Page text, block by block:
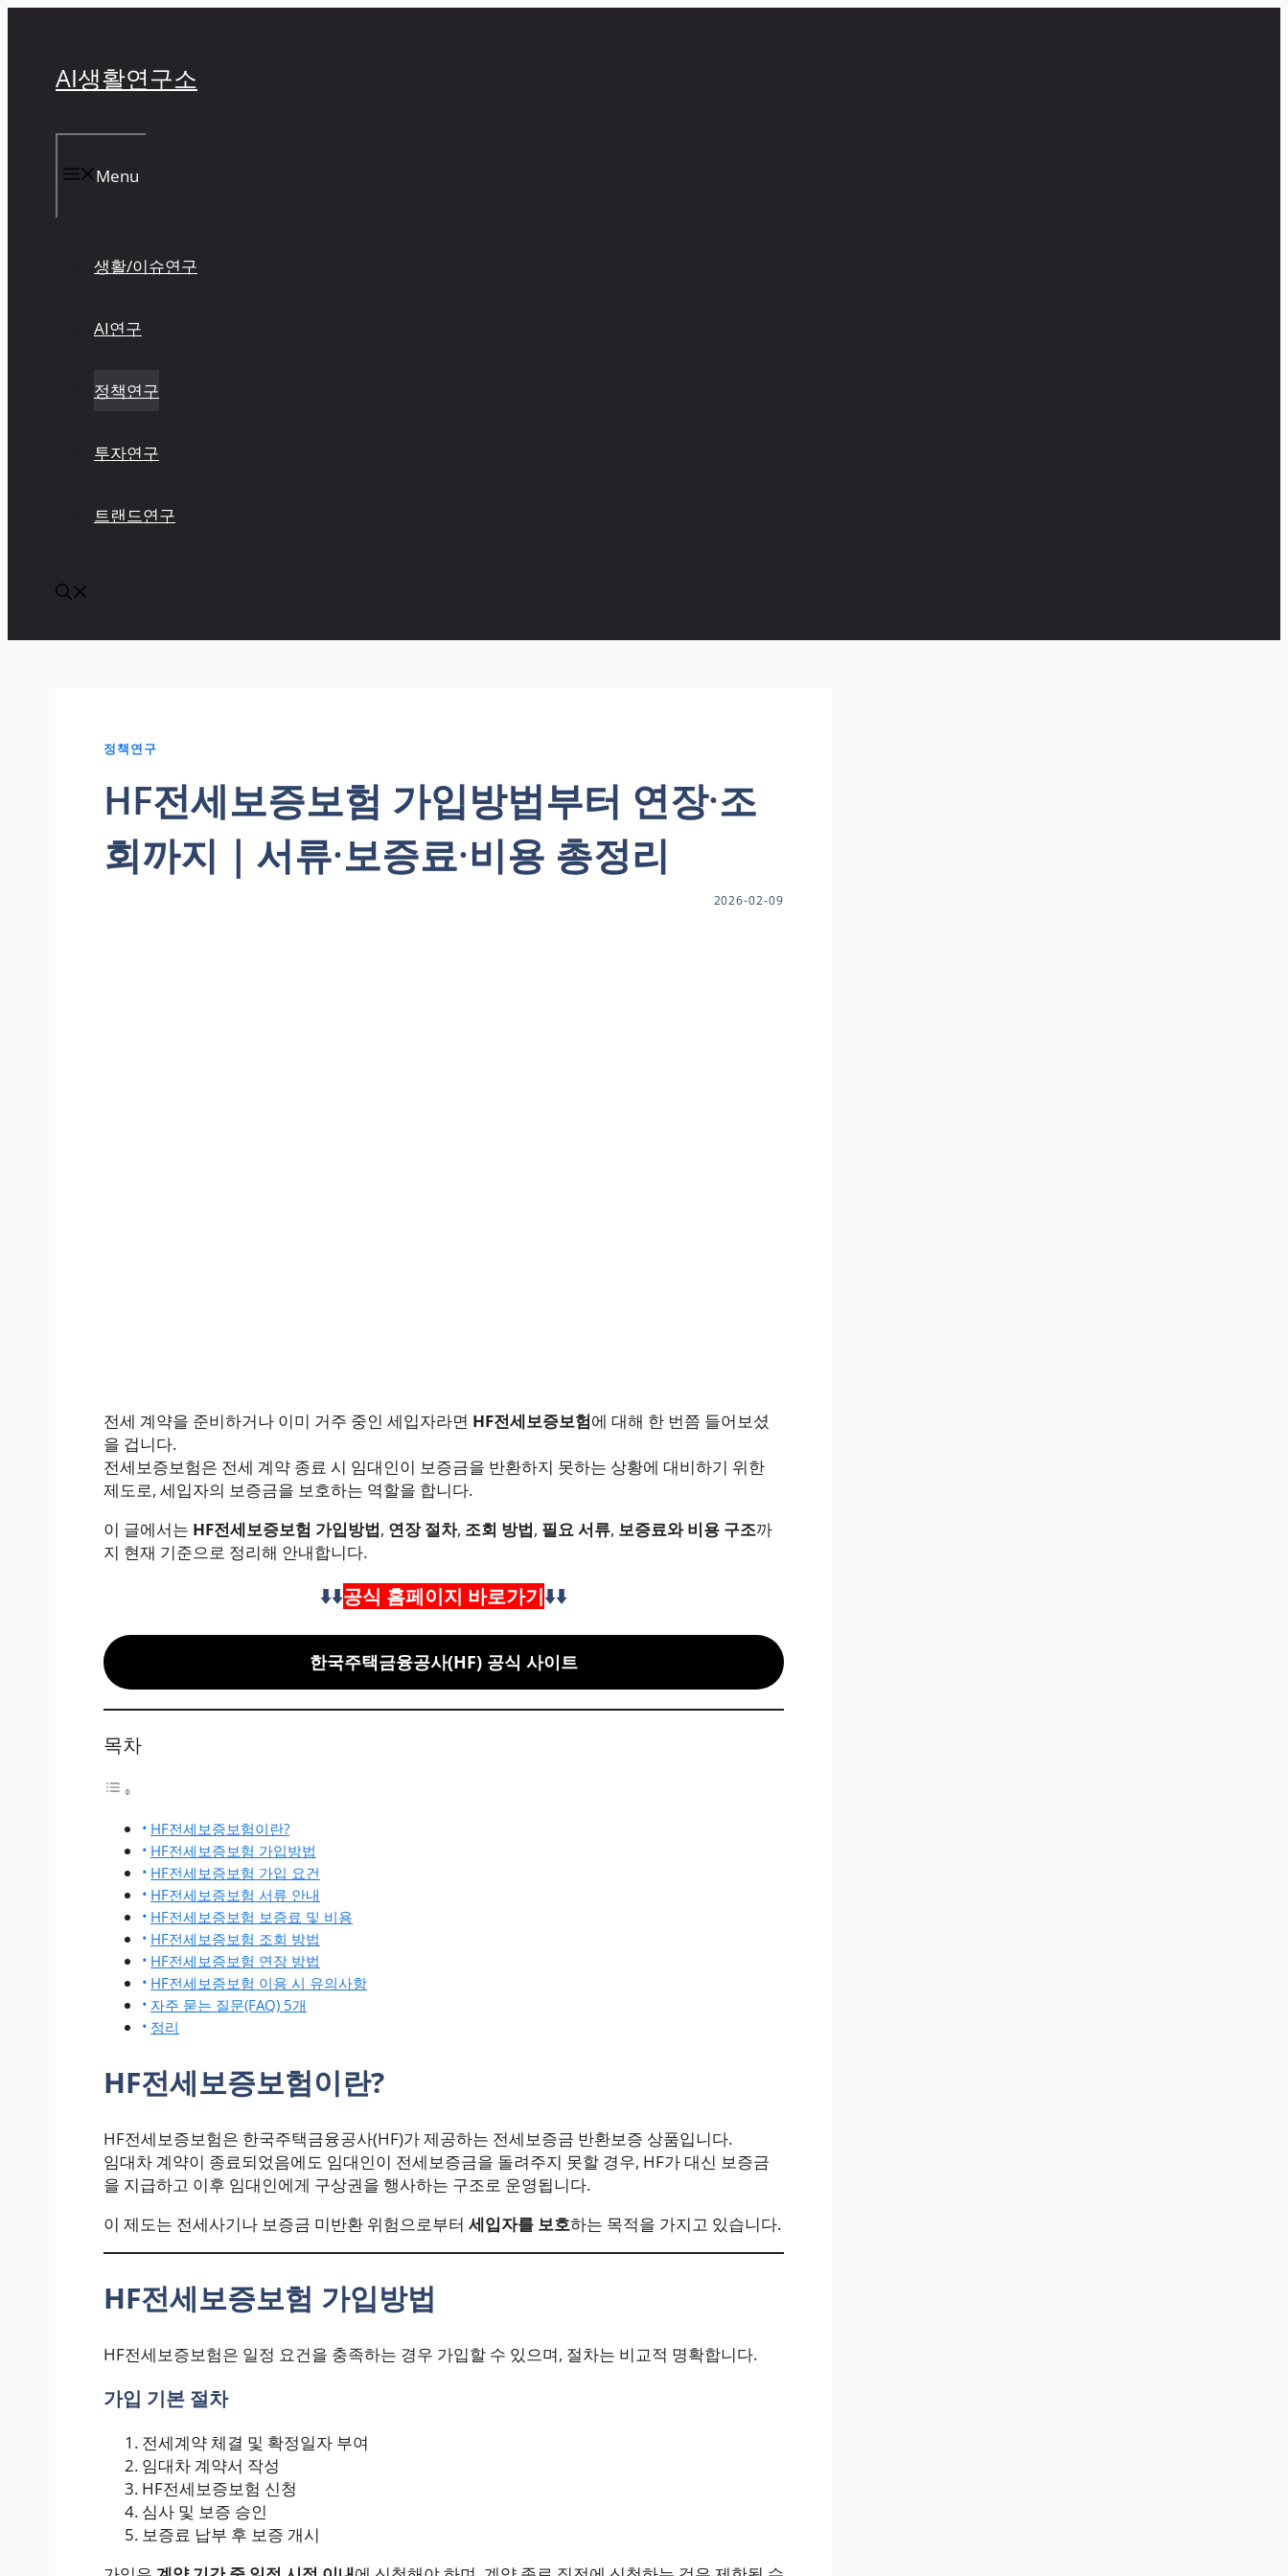
AI생활연구소
Menu
생활/이슈연구
AI연구
정책연구
투자연구
트랜드연구
정책연구
HF전세보증보험 가입방법부터 연장·조
회까지｜서류·보증료·비용 총정리
2026-02-09
전세 계약을 준비하거나 이미 거주 중인 세입자라면 HF전세보증보험에 대해 한 번쯤 들어보셨
을 겁니다.
전세보증보험은 전세 계약 종료 시 임대인이 보증금을 반환하지 못하는 상황에 대비하기 위한
제도로, 세입자의 보증금을 보호하는 역할을 합니다.
이 글에서는 HF전세보증보험 가입방법, 연장 절차, 조회 방법, 필요 서류, 보증료와 비용 구조까
지 현재 기준으로 정리해 안내합니다.
⬇️⬇️공식 홈페이지 바로가기⬇️⬇️
한국주택금융공사(HF) 공식 사이트
목차
HF전세보증보험이란?
HF전세보증보험 가입방법
HF전세보증보험 가입 요건
HF전세보증보험 서류 안내
HF전세보증보험 보증료 및 비용
HF전세보증보험 조회 방법
HF전세보증보험 연장 방법
HF전세보증보험 이용 시 유의사항
자주 묻는 질문(FAQ) 5개
정리
HF전세보증보험이란?
HF전세보증보험은 한국주택금융공사(HF)가 제공하는 전세보증금 반환보증 상품입니다.
임대차 계약이 종료되었음에도 임대인이 전세보증금을 돌려주지 못할 경우, HF가 대신 보증금
을 지급하고 이후 임대인에게 구상권을 행사하는 구조로 운영됩니다.
이 제도는 전세사기나 보증금 미반환 위험으로부터 세입자를 보호하는 목적을 가지고 있습니다.
HF전세보증보험 가입방법
HF전세보증보험은 일정 요건을 충족하는 경우 가입할 수 있으며, 절차는 비교적 명확합니다.
가입 기본 절차
전세계약 체결 및 확정일자 부여
임대차 계약서 작성
HF전세보증보험 신청
심사 및 보증 승인
보증료 납부 후 보증 개시